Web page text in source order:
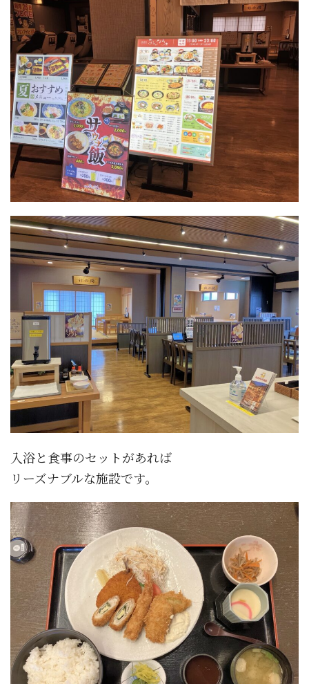
入浴と食事のセットがあれば
リーズナブルな施設です。